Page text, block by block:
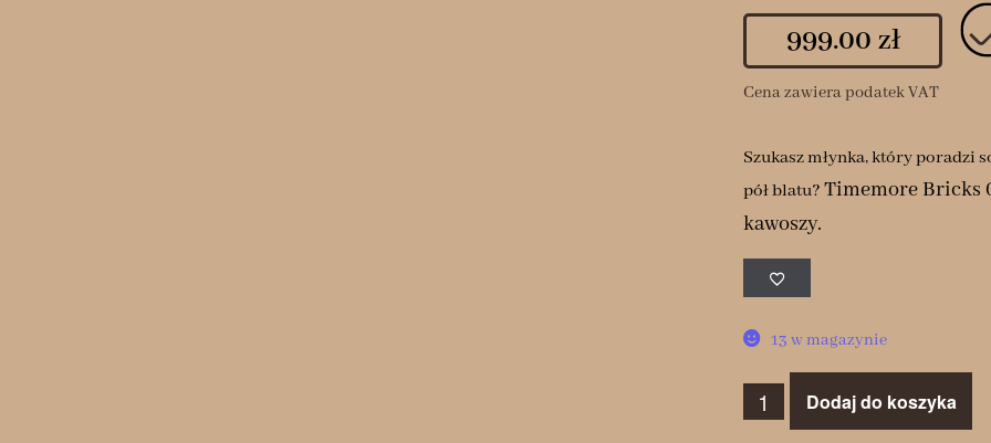
999.00 zł
Cena zawiera podatek VAT
Szukasz młynka, który poradzi
pół blatu? Timemore Bricks
kawoszy.
13 w magazynie
Dodaj do koszyka